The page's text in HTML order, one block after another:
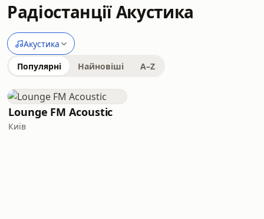
Радіостанції Акустика
Акустика
Популярні Найновіші A–Z
Lounge FM Acoustic
Київ